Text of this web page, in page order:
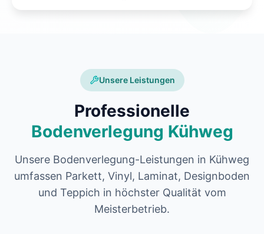
Unsere Leistungen
Professionelle
Bodenverlegung Kühweg
Unsere Bodenverlegung-Leistungen in Kühweg
umfassen Parkett, Vinyl, Laminat, Designboden
und Teppich in höchster Qualität vom
Meisterbetrieb.